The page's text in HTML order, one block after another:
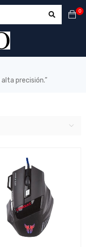
0
precisión.”